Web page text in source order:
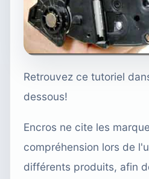
Retrouvez ce tutoriel
dessous!
Encros ne cite les
compréhension lors de
différents produits, afin